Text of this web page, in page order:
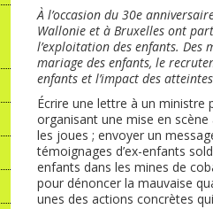
À l’occasion du 30e
Wallonie et à Bruxelles ont
l’exploitation des enfants. Des
mariage des enfants, le
enfants et l’impact des
Écrire une lettre à un ministre
organisant une mise en
les joues ; envoyer un
témoignages d’ex-enfants
enfants dans les mines de
pour dénoncer la mauvaise
unes des actions concrètes